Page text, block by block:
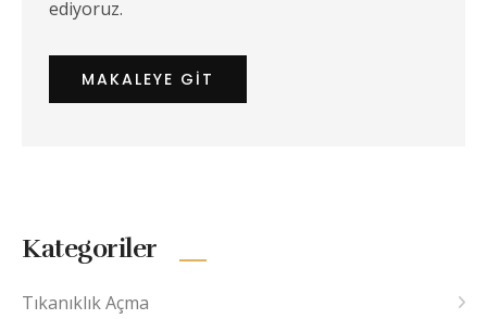
ediyoruz.
MAKALEYE GIT
Kategoriler
Tıkanıklık Açma